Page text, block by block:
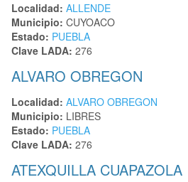
Localidad: ALLENDE
Municipio: CUYOACO
Estado: PUEBLA
Clave LADA: 276
ALVARO OBREGON
Localidad: ALVARO OBREGON
Municipio: LIBRES
Estado: PUEBLA
Clave LADA: 276
ATEXQUILLA CUAPAZOLA